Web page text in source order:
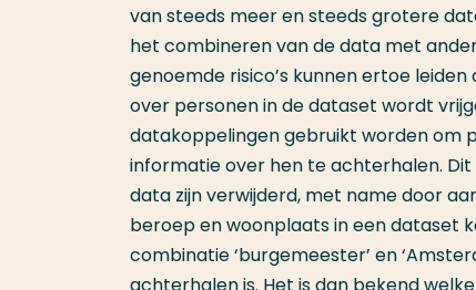
van steeds meer en steeds grotere
het combineren van de data met
genoemde risico’s kunnen ertoe
over personen in de dataset wordt
datakoppelingen gebruikt worden om
informatie over hen te achterhalen.
data zijn verwijderd, met name door
beroep en woonplaats in een dataset
combinatie ‘burgemeester’ en